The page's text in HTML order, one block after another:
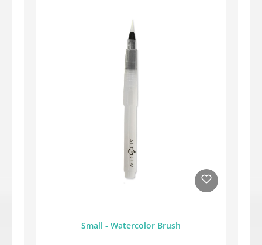
Small - Watercolor Brush